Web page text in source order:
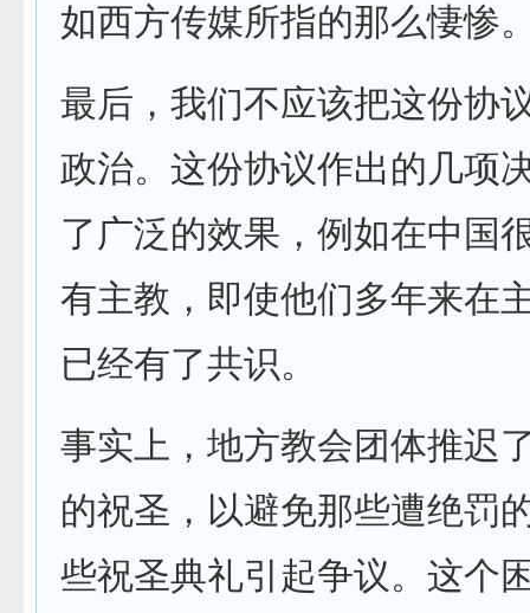
如西方传媒所指的那么悽惨
最后，我们不应该把这份协
政治。这份协议作出的几项
了广泛的效果，例如在中国
有主教，即使他们多年来在
已经有了共识。
事实上，地方教会团体推迟
的祝圣，以避免那些遭绝罚
些祝圣典礼引起争议。这个